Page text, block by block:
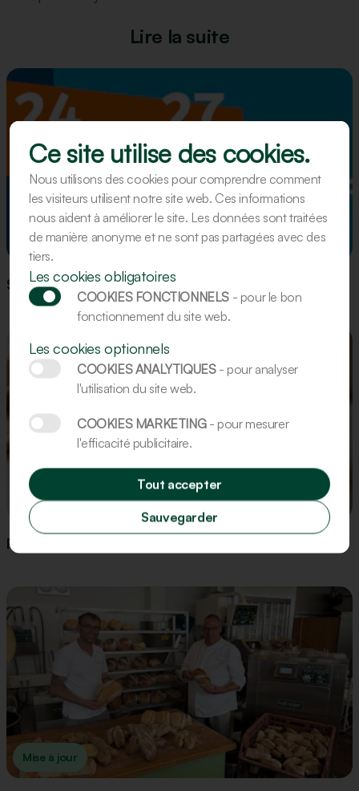
Lire la suite
Événement
Südback 2026 - Stuttgart
Recette
Recette : Figurines en pain d’épices
Mise à jour
Ce site utilise des cookies.
Nous utilisons des cookies pour comprendre comment
les visiteurs utilisent notre site web. Ces informations
nous aident à améliorer le site. Les données sont traitées
de manière anonyme et ne sont pas partagées avec des
tiers.
Les cookies obligatoires
COOKIES FONCTIONNELS - pour le bon
fonctionnement du site web.
Les cookies optionnels
COOKIES ANALYTIQUES - pour analyser
l'utilisation du site web.
COOKIES MARKETING - pour mesurer
l'efficacité publicitaire.
Sauvegarder
Tout accepter